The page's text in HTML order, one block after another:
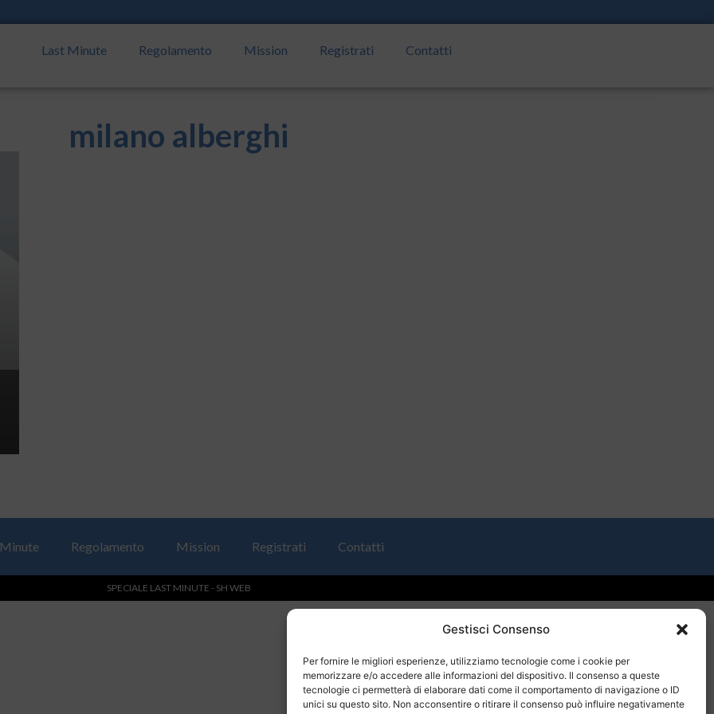
Gestisci Consenso
Per fornire le migliori esperienze, utilizziamo tecnologie come i cookie per
memorizzare e/o accedere alle informazioni del dispositivo. Il consenso a queste
tecnologie ci permetterà di elaborare dati come il comportamento di navigazione o ID
unici su questo sito. Non acconsentire o ritirare il consenso può influire negativamente
Last Minute Regolamento Mission Registrati Contatti
milano alberghi
Regolamento Mission Registrati Contatti
SPECIALE LAST MINUTE - SH WEB